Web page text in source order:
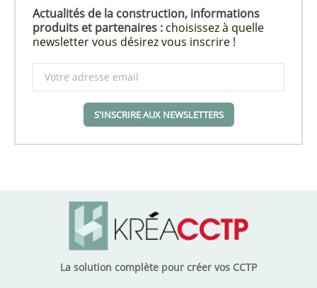
Actualités de la construction, informations
produits et partenaires : choisissez à quelle
newsletter vous désirez vous inscrire !
S'INSCRIRE AUX NEWSLETTERS
La solution complète pour créer vos CCTP